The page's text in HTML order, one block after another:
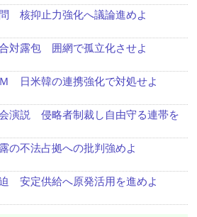
問 核抑止力強化へ議論進めよ
合対露包 囲網で孤立化させよ
Ｍ 日米韓の連携強化で対処せよ
会演説 侵略者制裁し自由守る連帯を
の不法占拠への批判強めよ
迫 安定供給へ原発活用を進めよ